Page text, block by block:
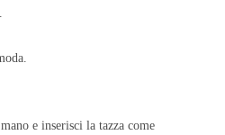
e inserisci la tazza come